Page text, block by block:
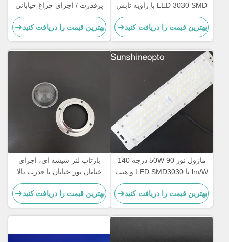
LED 3030 SMD با زاویه تابش
115x150 درجه و لنز PC درجه
نوری
بهترین قیمت را دریافت کنید
پرقدرت / اجزای چراغ خیابانی
ال ای دی برای چراغ جاده
بهترین قیمت را دریافت کنید
ماژول نور 50W 90 درجه 140
lm/W با LED SMD3030 و هیت
سینک آلومینیومی برای روشنایی
صنعتی و خیابانی
بهترین قیمت را دریافت کنید
بازتاب لنز شیشه ای، اجزای
خیابان نور خیابان با قدرت بالا
رهبری
بهترین قیمت را دریافت کنید